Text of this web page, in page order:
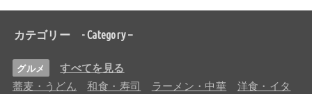
カテゴリー - Category –
グルメ すべてを見る
蕎麦・うどん 和食・寿司 ラーメン・中華
洋食・イタ